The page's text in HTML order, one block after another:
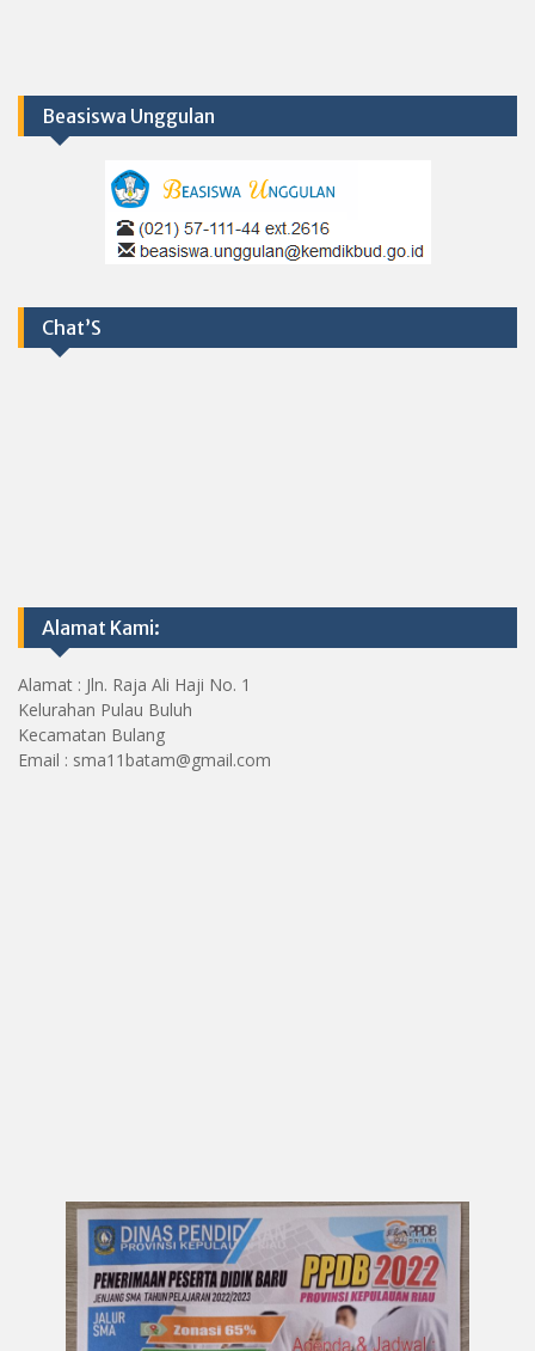
Beasiswa Unggulan
Chat’S
Alamat Kami:
Alamat : Jln. Raja Ali Haji No. 1
Kelurahan Pulau Buluh
Kecamatan Bulang
Email : sma11batam@gmail.com